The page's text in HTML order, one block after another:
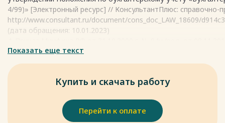
нахождения налогоплательщика (месту его деятельности,
налогообложения) и в иных местах вне места нахождения
Весь текст будет доступен
4/99)» [Электронный ресурс] // КонсультантПлюс:
http://www.consultant.ru/document/cons_doc_LAW_18609/
(дата обращения: 10.01.2023)
бухгалтерского учета финансово-хозяйственной
применению» [Электронный ресурс] // КонсультантПлюс:
доступа: http://www.consultant.ru/document/
5. Авдеев В.В. Особенности налоговых проверок
nalogovyh-proverok-nalogoplatelschikov-individualnyh-
6. Административная юрисдикция налоговых органов:
Показать еще текст
Купить и скачать работу
Перейти к оплате